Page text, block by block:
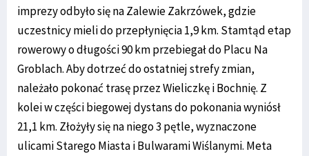
imprezy odbyło się na Zalewie Zakrzówek, gdzie
uczestnicy mieli do przepłynięcia 1,9 km. Stamtąd etap
rowerowy o długości 90 km przebiegał do Placu Na
Groblach. Aby dotrzeć do ostatniej strefy zmian,
należało pokonać trasę przez Wieliczkę i Bochnię. Z
kolei w części biegowej dystans do pokonania wyniósł
21,1 km. Złożyły się na niego 3 pętle, wyznaczone
ulicami Starego Miasta i Bulwarami Wiślanymi. Meta